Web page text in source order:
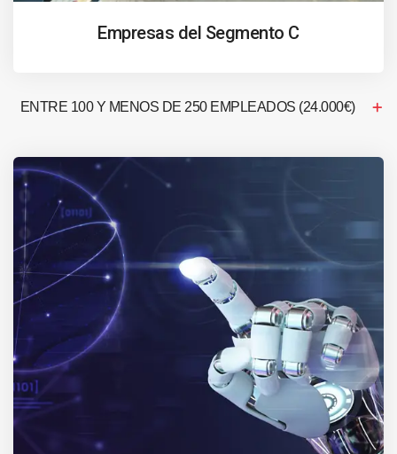
Empresas del Segmento C
ENTRE 100 Y MENOS DE 250 EMPLEADOS (24.000€)